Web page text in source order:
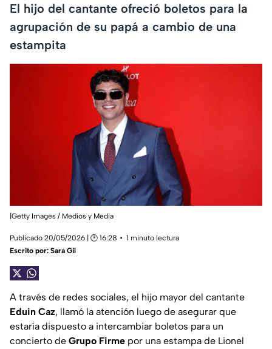
El hijo del cantante ofreció boletos para la
agrupación de su papá a cambio de una
estampita
|Getty Images / Medios y Media
Publicado 20/05/2026 | 🕑 16:28
1 minuto lectura
Escrito por: Sara Gil
A través de redes sociales, el hijo mayor del cantante
Eduin Caz, llamó la atención luego de asegurar que
estaría dispuesto a intercambiar boletos para un
concierto de Grupo Firme por una estampa de Lionel